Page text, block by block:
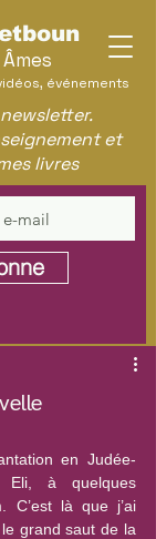
événements
et
livres
en Judée-
à quelques
C’est là que j’ai
grand saut de la